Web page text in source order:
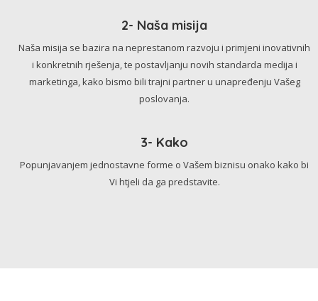
2- Naša misija
Naša misija se bazira na neprestanom razvoju i primjeni inovativnih
i konkretnih rješenja, te postavljanju novih standarda medija i
marketinga, kako bismo bili trajni partner u unapređenju Vašeg
poslovanja.
3- Kako
Popunjavanjem jednostavne forme o Vašem biznisu onako kako bi
Vi htjeli da ga predstavite.